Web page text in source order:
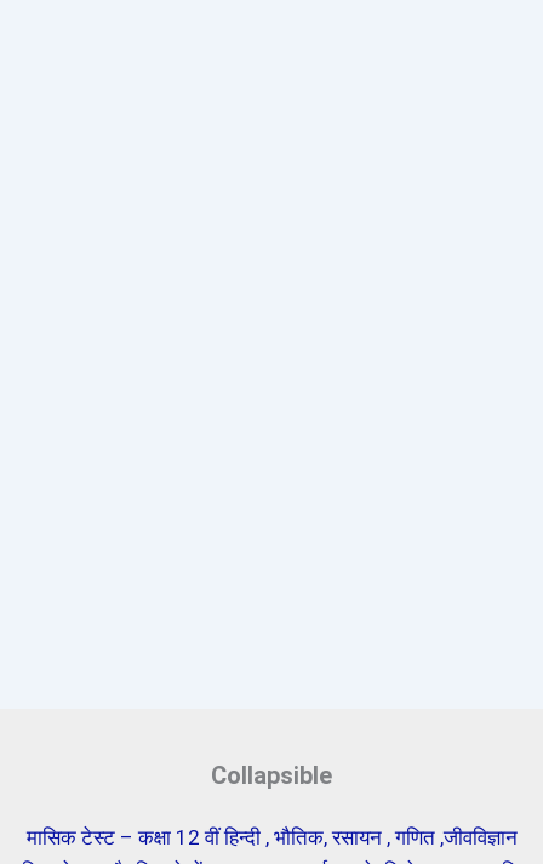
Collapsible
मासिक टेस्ट – कक्षा 12 वीं हिन्दी , भौतिक, रसायन , गणित ,जीवविज्ञान